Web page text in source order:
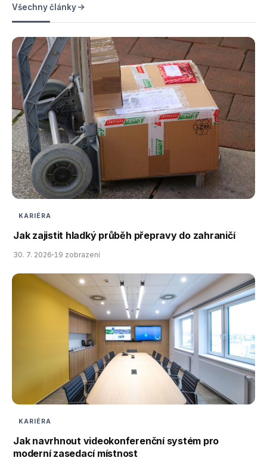
Všechny články
KARIÉRA
Jak zajistit hladký průběh přepravy do zahraničí
30. 7. 2026 19 zobrazení
KARIÉRA
Jak navrhnout videokonferenční systém pro
moderní zasedací místnost